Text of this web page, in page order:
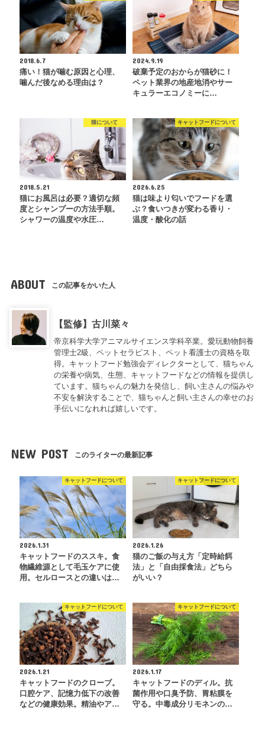
2018.6.7
痛い！猫が噛む原因と心理、
噛んだ後なめる理由は？
2024.9.19
破棄予定のおからが猫砂に！
ペット業界の地産地消やサー
キュラーエコノミーに…
猫について
2018.5.21
猫にお風呂は必要？適切な頻
度とシャンプーの方法手順。
シャワーの温度や水圧…
キャットフードについて
2026.6.25
猫は味より匂いでフードを選
ぶ？食いつきが変わる香り・
温度・酸化の話
ABOUT この記事をかいた人
【監修】古川菜々
帝京科学大学アニマルサイエンス学科卒業。愛玩動物飼養
管理士2級、ペットセラピスト、ペット看護士の資格を取
得。キャットフード勉強会ディレクターとして、猫ちゃん
の栄養や病気、生態、キャットフードなどの情報を提供し
ています。猫ちゃんの魅力を発信し、飼い主さんの悩みや
不安を解決することで、猫ちゃんと飼い主さんの幸せのお
手伝いになれれば嬉しいです。
NEW POST このライターの最新記事
キャットフードについて
2026.1.31
キャットフードのススキ。食
物繊維源として毛玉ケアに使
用。セルロースとの違いは…
キャットフードについて
2026.1.26
猫のご飯の与え方「定時給餌
法」と「自由採食法」どちら
がいい？
キャットフードについて
2026.1.21
キャットフードのクローブ。
口腔ケア、記憶力低下の改善
などの健康効果。精油やア…
キャットフードについて
2026.1.17
キャットフードのディル。抗
菌作用や口臭予防、胃粘膜を
守る。中毒成分リモネンの…